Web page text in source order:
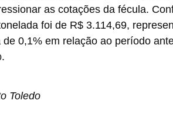
as cotações da fécula.
foi de R$ 3.114,69,
0,1% em relação ao período
Toledo